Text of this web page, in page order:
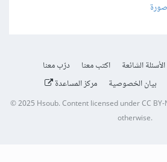
الأسئلة الشائعة اكتب معنا
درّب معنا
بيان الخصوصية مركز المساعدة
© 2025 Hsoub.Content licensed underCC
otherwise.